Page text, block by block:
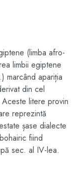
(limba afro-
limbii egiptene
marcând apariția
din cel
litere provin
reprezintă
șase dialecte
ohairic fiind
sec. al IV-lea.